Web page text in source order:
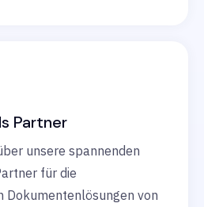
Partner
unsere spannenden
für die
Dokumentenlösungen von